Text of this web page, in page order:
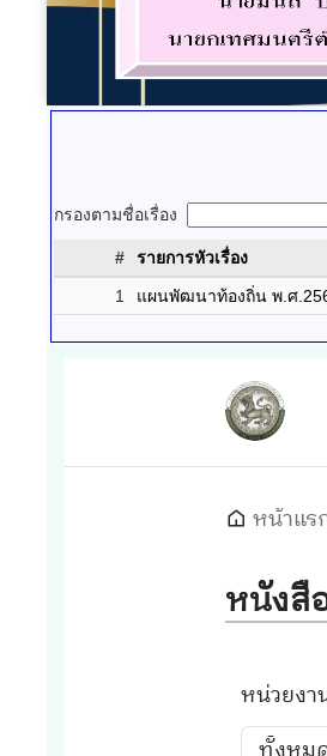
กรองตามชื่อเรื่อง
#
รายการหัวเรื่อง
1
แผนพัฒนาท้องถิ่น พ.ศ